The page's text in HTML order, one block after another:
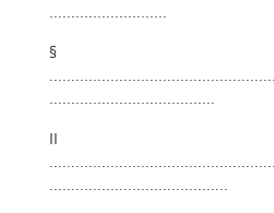
...........................
§
......................................
II
.........................................